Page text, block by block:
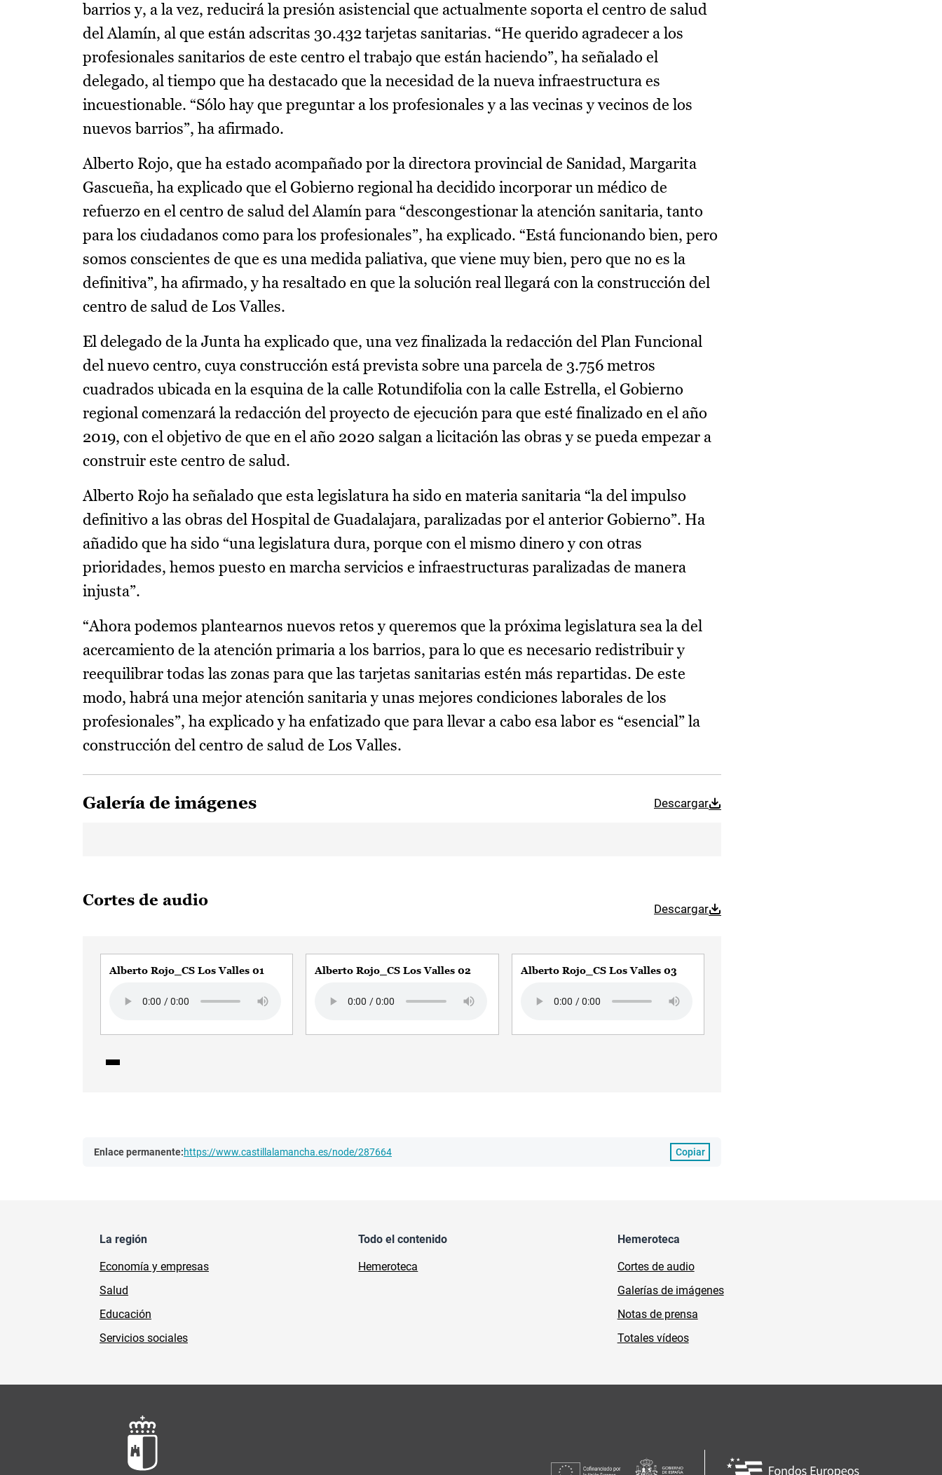
barrios y, a la vez, reducirá la presión asistencial que actualmente soporta el centro de salud
del Alamín, al que están adscritas 30.432 tarjetas sanitarias. “He querido agradecer a los
profesionales sanitarios de este centro el trabajo que están haciendo”, ha señalado el
delegado, al tiempo que ha destacado que la necesidad de la nueva infraestructura es
incuestionable. “Sólo hay que preguntar a los profesionales y a las vecinas y vecinos de los
nuevos barrios”, ha afirmado.
Alberto Rojo, que ha estado acompañado por la directora provincial de Sanidad, Margarita
Gascueña, ha explicado que el Gobierno regional ha decidido incorporar un médico de
refuerzo en el centro de salud del Alamín para “descongestionar la atención sanitaria, tanto
para los ciudadanos como para los profesionales”, ha explicado. “Está funcionando bien, pero
somos conscientes de que es una medida paliativa, que viene muy bien, pero que no es la
definitiva”, ha afirmado, y ha resaltado en que la solución real llegará con la construcción del
centro de salud de Los Valles.
El delegado de la Junta ha explicado que, una vez finalizada la redacción del Plan Funcional
del nuevo centro, cuya construcción está prevista sobre una parcela de 3.756 metros
cuadrados ubicada en la esquina de la calle Rotundifolia con la calle Estrella, el Gobierno
regional comenzará la redacción del proyecto de ejecución para que esté finalizado en el año
2019, con el objetivo de que en el año 2020 salgan a licitación las obras y se pueda empezar a
construir este centro de salud.
Alberto Rojo ha señalado que esta legislatura ha sido en materia sanitaria “la del impulso
definitivo a las obras del Hospital de Guadalajara, paralizadas por el anterior Gobierno”. Ha
añadido que ha sido “una legislatura dura, porque con el mismo dinero y con otras
prioridades, hemos puesto en marcha servicios e infraestructuras paralizadas de manera
injusta”.
“Ahora podemos plantearnos nuevos retos y queremos que la próxima legislatura sea la del
acercamiento de la atención primaria a los barrios, para lo que es necesario redistribuir y
reequilibrar todas las zonas para que las tarjetas sanitarias estén más repartidas. De este
modo, habrá una mejor atención sanitaria y unas mejores condiciones laborales de los
profesionales”, ha explicado y ha enfatizado que para llevar a cabo esa labor es “esencial” la
construcción del centro de salud de Los Valles.
Galería de imágenes Descargar
Cortes de audio Descargar
Alberto Rojo_CS Los Valles 01 Alberto Rojo_CS Los Valles 02 Alberto Rojo_CS Los Valles 03
Enlace permanente:https://www.castillalamancha.es/node/287664 Copiar
La región
Economía y empresas
Salud
Educación
Servicios sociales
Todo el contenido
Hemeroteca
Hemeroteca
Cortes de audio
Galerías de imágenes
Notas de prensa
Totales vídeos